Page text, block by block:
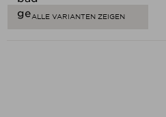
ALLE VARIANTEN ZEIGEN